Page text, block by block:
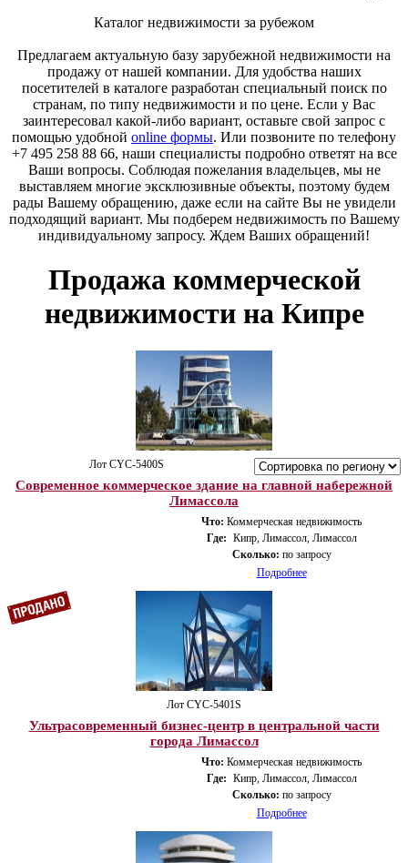
Каталог недвижимости за рубежом
Предлагаем актуальную базу зарубежной недвижимости на
продажу от нашей компании. Для удобства наших
посетителей в каталоге разработан специальный поиск по
странам, по типу недвижимости и по цене. Если у Вас
заинтересовал какой-либо вариант, оставьте свой запрос с
помощью удобной online формы. Или позвоните по телефону
+7 495 258 88 66, наши специалисты подробно ответят на все
Ваши вопросы. Соблюдая пожелания владельцев, мы не
выставляем многие эксклюзивные объекты, поэтому будем
рады Вашему обращению, даже если на сайте Вы не увидели
подходящий вариант. Мы подберем недвижимость по Вашему
индивидуальному запросу. Ждем Ваших обращений!
Продажа коммерческой
недвижимости на Кипре
Лот CYС-5400S
Современное коммерческое здание на главной набережной
Лимассола
Что: Коммерческая недвижимость
Где: Кипр, Лимассол, Лимассол
Сколько: по запросу
Подробнее
Лот CYС-5401S
Ультрасовременный бизнес-центр в центральной части
города Лимассол
Что: Коммерческая недвижимость
Где: Кипр, Лимассол, Лимассол
Сколько: по запросу
Подробнее